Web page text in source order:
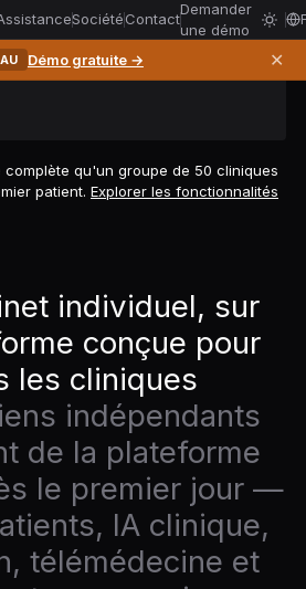
SociétéContact
Demander
une démo
Démo gratuite → ✕
complète qu'un groupe de 50 cliniques
patient. Explorer les fonctionnalités
individuel, sur
conçue pour
les cliniques
indépendants
de la plateforme
le premier jour —
IA clinique,
télémédecine et